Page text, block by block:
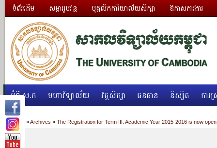
ទំព័រដើម សម្ភាររូបវន្ត បុគ្គលិកការិយាល័យសិក្សា ឱកាសការងារ
អំពី ស.ក មហាវិទ្យាល័យ វគ្គសិក្សា ធនធាន និស្សិត ការស្
Home »Archives » The Registration for Term III. Academic Year 2015-2016 is now